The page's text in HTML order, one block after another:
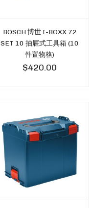
BOSCH 博世 I-BOXX 72
SET 10 抽屜式工具箱 (10
件置物格)
$420.00